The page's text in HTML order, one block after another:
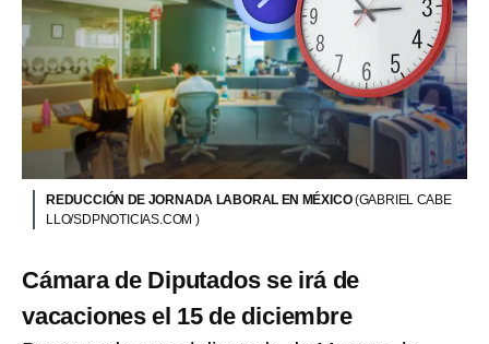
REDUCCIÓN DE JORNADA LABORAL EN MÉXICO(GABRIEL CABE
LLO/SDPNOTICIAS.COM )
Cámara de Diputados se irá de
vacaciones el 15 de diciembre